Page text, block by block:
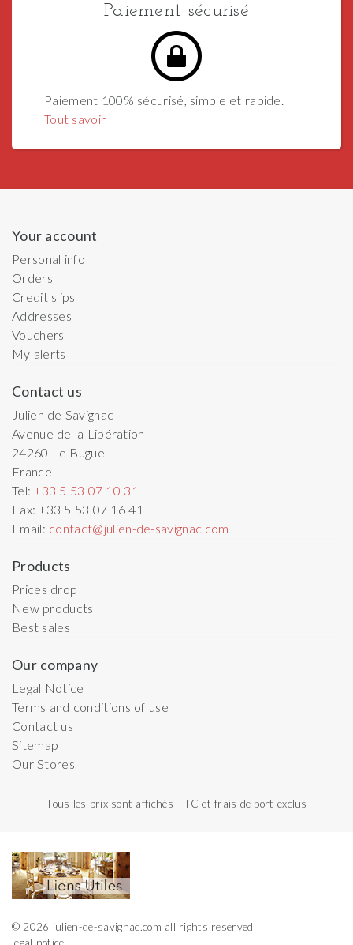
Paiement sécurisé
Paiement 100% sécurisé, simple et rapide.
Tout savoir
Your account
Personal info
Orders
Credit slips
Addresses
Vouchers
My alerts
Contact us
Julien de Savignac
Avenue de la Libération
24260 Le Bugue
France
Tel:+33 5 53 07 10 31
Fax:+33 5 53 07 16 41
Email: contact@julien-de-savignac.com
Products
Prices drop
New products
Best sales
Our company
Legal Notice
Terms and conditions of use
Contact us
Sitemap
Our Stores
Tous les prix sont affichés TTC et frais de port exclus
© 2026 julien-de-savignac.com all rights reserved